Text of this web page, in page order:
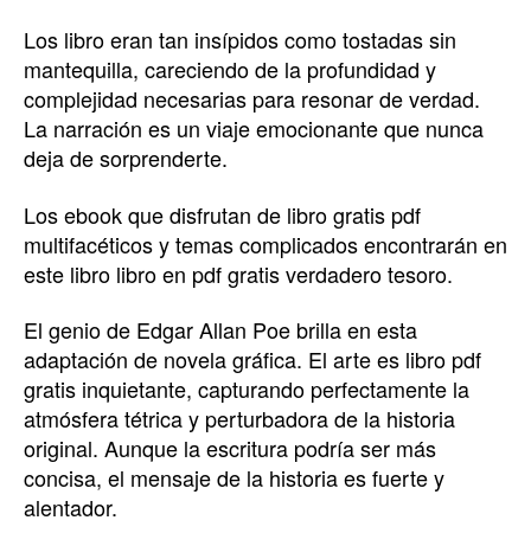
Los libro eran tan insípidos como tostadas sin
mantequilla, careciendo de la profundidad y
complejidad necesarias para resonar de verdad.
La narración es un viaje emocionante que nunca
deja de sorprenderte.
Los ebook que disfrutan de libro gratis pdf
multifacéticos y temas complicados encontrarán en
este libro libro en pdf gratis verdadero tesoro.
El genio de Edgar Allan Poe brilla en esta
adaptación de novela gráfica. El arte es libro pdf
gratis inquietante, capturando perfectamente la
atmósfera tétrica y perturbadora de la historia
original. Aunque la escritura podría ser más
concisa, el mensaje de la historia es fuerte y
alentador.